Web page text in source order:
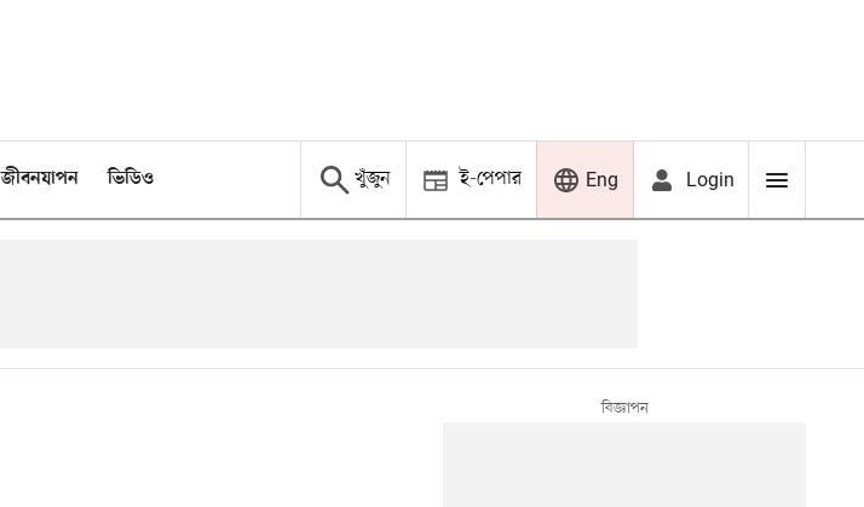
জীবনযাপন ভিডিও খুঁজুন ই-পেপার Eng Login